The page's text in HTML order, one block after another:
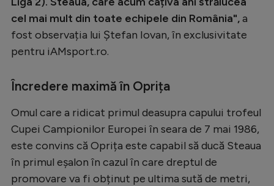
cel mai mult din toate echipele din România",a
fost observația lui Ștefan Iovan, în exclusivitate
pentru iAMsport.ro.
Încredere maximă în Oprița
Omul care a ridicat primul deasupra capului trofeul
Cupei Campionilor Europei în seara de 7 mai 1986,
este convins că Oprița este capabil să ducă Steaua
în primul eșalon în cazul în care dreptul de
promovare va fi obținut pe ultima sută de metri,